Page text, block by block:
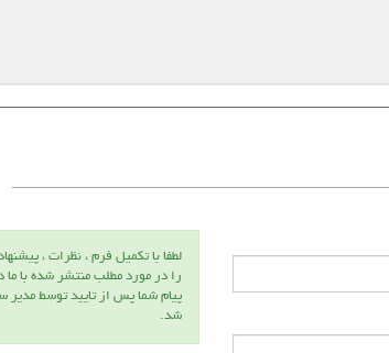
لطفا با تكميل فرم ، نظرات ،
را در مورد مطلب منتشر شده با ما
پيام شما پس از تاييد توسط مدير
شد.